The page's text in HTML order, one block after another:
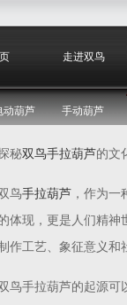
走进双鸟
动葫芦 手动葫芦
秘双鸟手拉葫芦的文
鸟手拉葫芦 ，作为
体现，更是人们精神
作工艺、象征意义和
鸟手拉葫芦的起源可